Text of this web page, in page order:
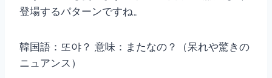
登場するパターンですね。
韓国語：또야？ 意味：またなの？（呆れや驚きの
ニュアンス）